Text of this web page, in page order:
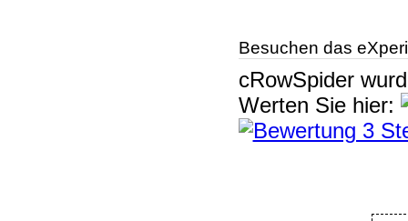
Besuchen das
cRowSpider
Werten Sie hier: